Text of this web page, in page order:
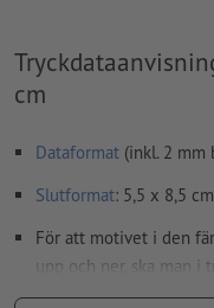
cm
Dataformat (inkl. 2 mm
Slutformat: 5,5 x 8,5 cm
För att motivet i den
upp och ner, ska man i